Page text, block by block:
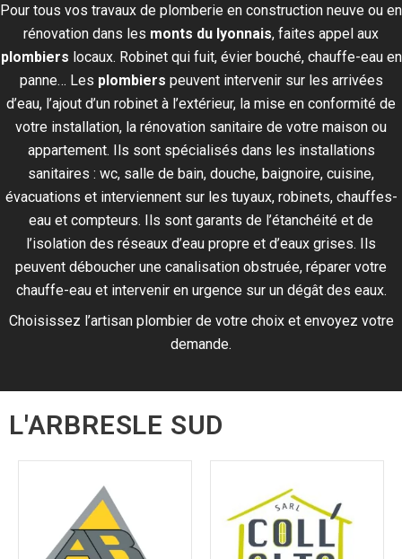
Pour tous vos travaux de plomberie en construction neuve ou en
rénovation dans les monts du lyonnais, faites appel aux
plombiers locaux. Robinet qui fuit, évier bouché, chauffe-eau en
panne… Les plombiers peuvent intervenir sur les arrivées
d’eau, l’ajout d’un robinet à l’extérieur, la mise en conformité de
votre installation, la rénovation sanitaire de votre maison ou
appartement. Ils sont spécialisés dans les installations
sanitaires : wc, salle de bain, douche, baignoire, cuisine,
évacuations et interviennent sur les tuyaux, robinets, chauffes-
eau et compteurs. Ils sont garants de l’étanchéité et de
l’isolation des réseaux d’eau propre et d’eaux grises. Ils
peuvent déboucher une canalisation obstruée, réparer votre
chauffe-eau et intervenir en urgence sur un dégât des eaux.
Choisissez l’artisan plombier de votre choix et envoyez votre
demande.
L'ARBRESLE SUD